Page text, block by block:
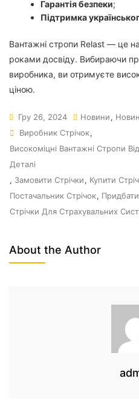
Гарантія безпеки;
Підтримка
Вантажні стропи Relast — це
роками досвіду. Вибираючи
виробника, ви отримуєте
ціною.
Гру 26, 2024 Новини,
Виробник Стрічок,
Високоміцні Вантажні Стропи
Деталі
, Замовити Стрічки, Купити
Постачальник Стрічок,
Стрічки Для Страхувальних
About the Author